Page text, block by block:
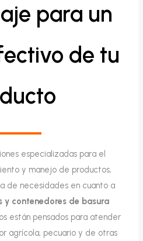
para un
de tu
especializadas para el
y manejo de productos,
de necesidades en cuanto a
contenedores de basura
están pensados para atender
agrícola, pecuario y de otras